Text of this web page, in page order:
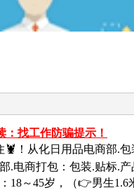
：找工作防骗提示！
🦞！从化日用品电商部.
.电商打包：包装.贴标.
18～45岁，（👉男生